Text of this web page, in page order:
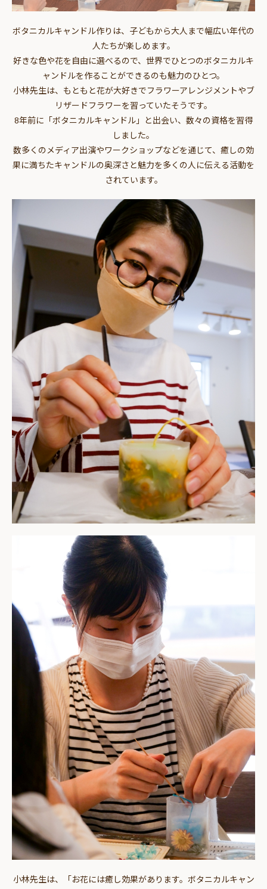
ボタニカルキャンドル作りは、子どもから大人まで幅広い年代の
人たちが楽しめます。
好きな色や花を自由に選べるので、世界でひとつのボタニカルキ
ャンドルを作ることができるのも魅力のひとつ。
小林先生は、もともと花が大好きでフラワーアレンジメントやブ
リザードフラワーを習っていたそうです。
8年前に「ボタニカルキャンドル」と出会い、数々の資格を習得
しました。
数多くのメディア出演やワークショップなどを通じて、癒しの効
果に満ちたキャンドルの奥深さと魅力を多くの人に伝える活動を
されています。
小林先生は、「お花には癒し効果があります。ボタニカルキャン